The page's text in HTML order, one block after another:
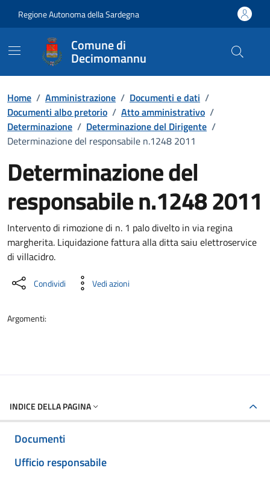
Regione Autonoma della Sardegna
Comune di
Decimomannu
Home / Amministrazione / Documenti e dati /
Documenti albo pretorio / Atto amministrativo /
Determinazione / Determinazione del Dirigente /
Determinazione del responsabile n.1248 2011
Determinazione del
responsabile n.1248 2011
Dettaglio del documento
Intervento di rimozione di n. 1 palo divelto in via regina
margherita. Liquidazione fattura alla ditta saiu elettroservice
di villacidro.
Condividi Vedi azioni
Argomenti:
INDICE DELLA PAGINA
Documenti
Ufficio responsabile